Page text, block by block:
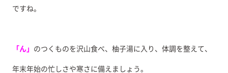
ですね。
「ん」 のつくものを沢山食べ、柚子湯に入り、体調を整えて、
年末年始の忙しさや寒さに備えましょう。